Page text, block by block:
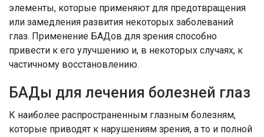
элементы, которые применяют для предотвращения
или замедления развития некоторых заболеваний
глаз. Применение БАДов для зрения способно
привести к его улучшению и, в некоторых случаях, к
частичному восстановлению.
БАДы для лечения болезней глаз
К наиболее распространенным глазным болезням,
которые приводят к нарушениям зрения, а то и полной